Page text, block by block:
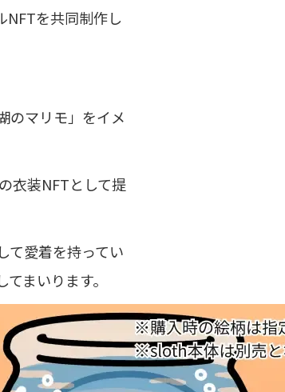
を共同制作し
のマリモ」をイメ
衣装NFTとして提
て愛着を持ってい
まいります。